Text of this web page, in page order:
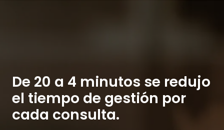
De 20 a 4 minutos se redujo
el tiempo de gestión por
cada consulta.